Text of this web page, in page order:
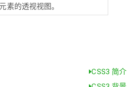
素的透视视图。
CSS3 简介